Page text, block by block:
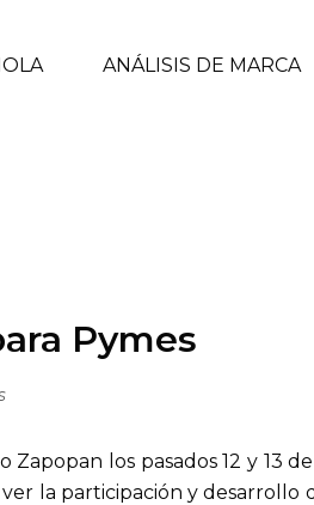
ANÁLISIS DE MARCA
Pymes
Zapopan los pasados 12 y
la participación y